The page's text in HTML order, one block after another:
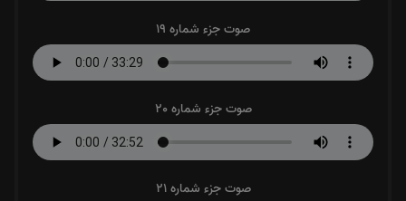
صوت جزء شماره 19
صوت جزء شماره 20
صوت جزء شماره 21